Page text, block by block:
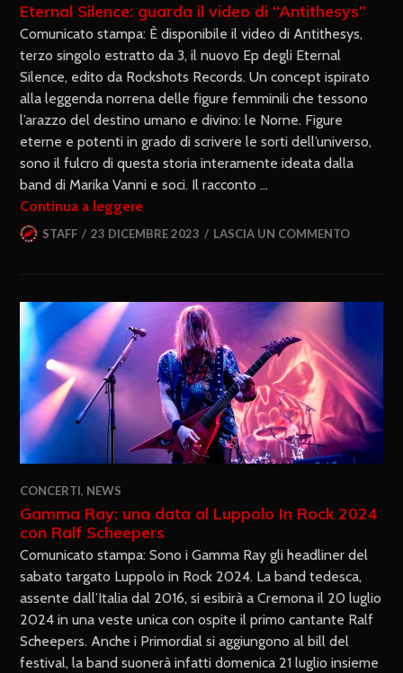
Eternal Silence: guarda il video di “Antithesys”
Comunicato stampa: È disponibile il video di Antithesys,
terzo singolo estratto da 3, il nuovo Ep degli Eternal
Silence, edito da Rockshots Records. Un concept ispirato
alla leggenda norrena delle figure femminili che tessono
l’arazzo del destino umano e divino: le Norne. Figure
eterne e potenti in grado di scrivere le sorti dell’universo,
sono il fulcro di questa storia interamente ideata dalla
band di Marika Vanni e soci. Il racconto …
Continua a leggere
STAFF 23 DICEMBRE 2023 LASCIA UN COMMENTO
CONCERTI, NEWS
Gamma Ray: una data al Luppolo In Rock 2024
con Ralf Scheepers
Comunicato stampa: Sono i Gamma Ray gli headliner del
sabato targato Luppolo in Rock 2024. La band tedesca,
assente dall’Italia dal 2016, si esibirà a Cremona il 20 luglio
2024 in una veste unica con ospite il primo cantante Ralf
Scheepers. Anche i Primordial si aggiungono al bill del
festival, la band suonerà infatti domenica 21 luglio insieme